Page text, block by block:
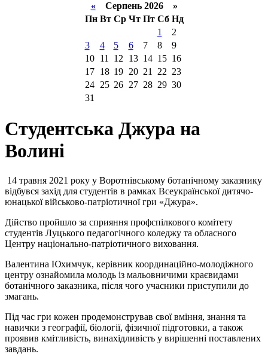
«Серпень 2026 »
Пн Вт Ср Чт Пт Сб Нд
1
2
3
4 5 6 7 8
9
10
11 12 13 14 15 16
17
18 19 20 21 22 23
24
25 26 27 28 29 30
31
Студентська Джура на
Волині
14 травня 2021 року у Воротнівському ботанічному заказнику
відбувся захід для студентів в рамках Всеукраїнської дитячо-
юнацької військово-патріотичної гри «Джура».
Дійство пройшло за сприяння профспілкового комітету
студентів Луцького педагогічного коледжу та обласного
Центру національно-патріотичного виховання.
Валентина Юхимчук, керівник координаційно-молодіжного
центру ознайомила молодь із мальовничими краєвидами
ботанічного заказника, після чого учасники приступили до
змагань.
Під час гри кожен продемонстрував свої вміння, знання та
навички з географії, біології, фізичної підготовки, а також
проявив кмітливість, винахідливість у вирішенні поставлених
завдань.